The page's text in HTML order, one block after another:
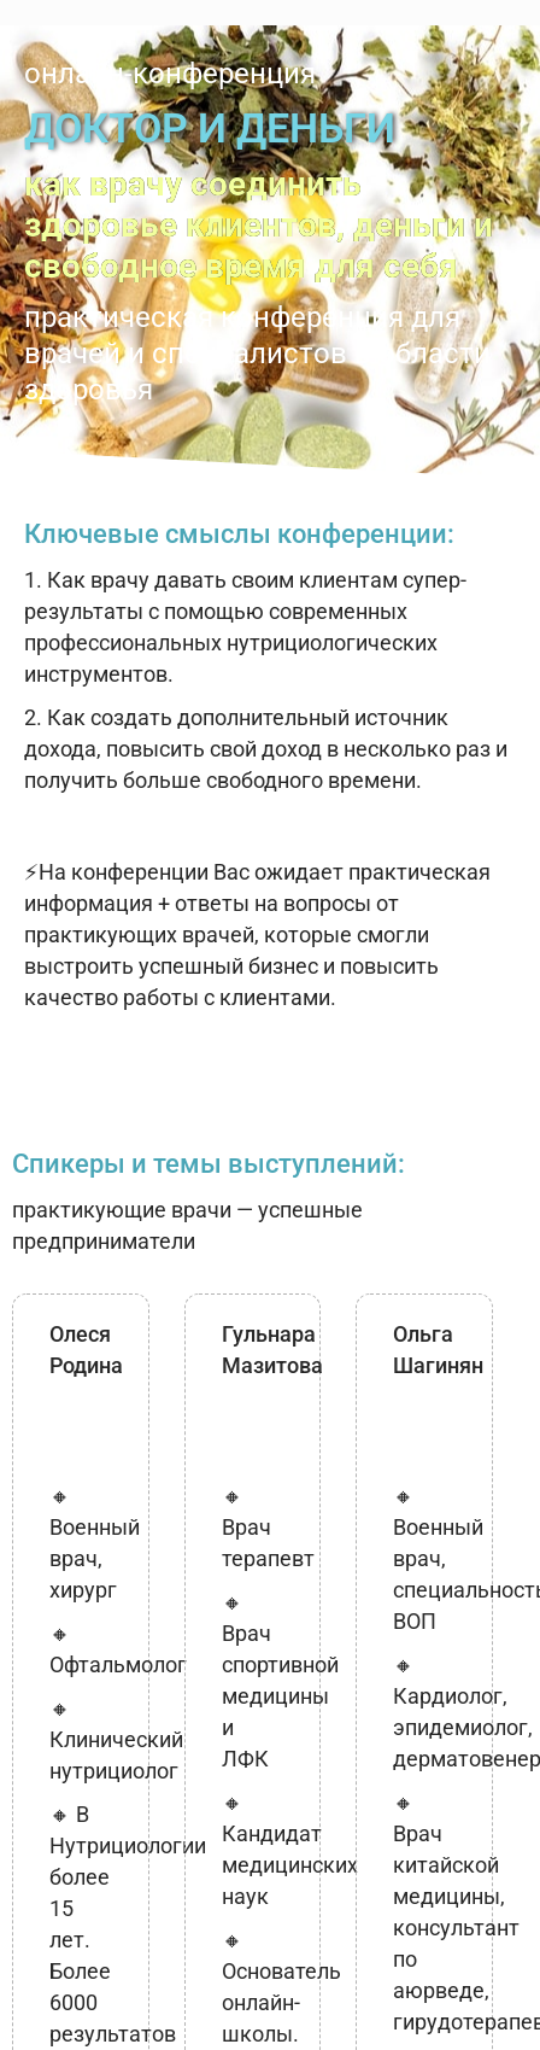
онлайн-конференция
ДОКТОР И ДЕНЬГИ
как врачу соединить
здоровье клиентов, деньги и
свободное время для себя
практическая конференция для
врачей и специалистов в области
здоровья
Ключевые смыслы конференции:
1. Как врачу давать своим клиентам супер-
результаты с помощью современных
профессиональных нутрициологических
инструментов.
2. Как создать дополнительный источник
дохода, повысить свой доход в несколько раз и
получить больше свободного времени.
⚡На конференции Вас ожидает практическая
информация + ответы на вопросы от
практикующих врачей, которые смогли
выстроить успешный бизнес и повысить
качество работы с клиентами.
Спикеры и темы выступлений:
практикующие врачи — успешные
предприниматели
Олеся
Родина
🔸
Военный
врач,
хирург
🔸
Офтальмолог
🔸
Клинический
нутрициолог
🔸 В
Нутрициологии
более
15
лет.
Более
6000
результатов
Гульнара
Мазитова
🔸
Врач
терапевт
🔸
Врач
спортивной
медицины
и
ЛФК
🔸
Кандидат
медицинских
наук
🔸
Основатель
онлайн-
школы.
Ольга
Шагинян
🔸
Военный
врач,
ВОП
🔸
Кардиолог,
эпидемиолог,
🔸
Врач
китайской
медицины,
консультант
по
аюрведе,